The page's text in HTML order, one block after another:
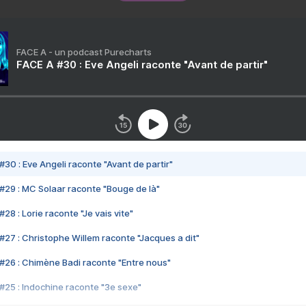
FACE A - un podcast Purecharts
FACE A #30 : Eve Angeli raconte "Avant de partir"
#30 : Eve Angeli raconte "Avant de partir"
#29 : MC Solaar raconte "Bouge de là"
#28 : Lorie raconte "Je vais vite"
#27 : Christophe Willem raconte "Jacques a dit"
#26 : Chimène Badi raconte "Entre nous"
#25 : Indochine raconte "3e sexe"